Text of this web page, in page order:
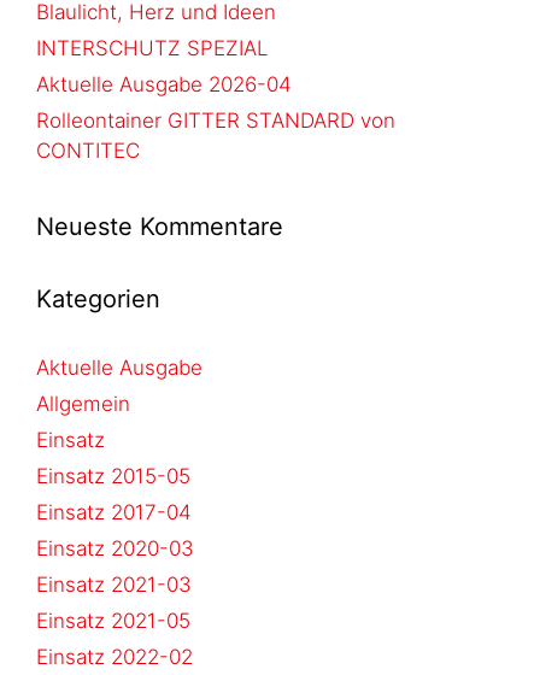
Blaulicht, Herz und Ideen
INTERSCHUTZ SPEZIAL
Aktuelle Ausgabe 2026-04
Rolleontainer GITTER STANDARD von
CONTITEC
Neueste Kommentare
Kategorien
Aktuelle Ausgabe
Allgemein
Einsatz
Einsatz 2015-05
Einsatz 2017-04
Einsatz 2020-03
Einsatz 2021-03
Einsatz 2021-05
Einsatz 2022-02